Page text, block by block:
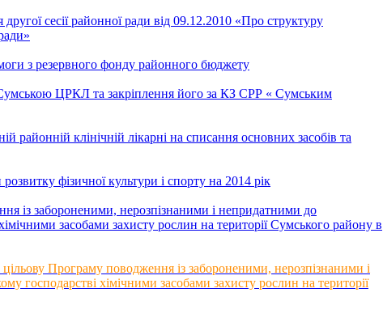
сесії районної ради від 09.12.2010 «Про структуру
з резервного фонду районного бюджету
ЦРКЛ та закріплення його за КЗ СРР « Сумським
районній клінічній лікарні на списання основних засобів та
фізичної культури і спорту на 2014 рік
із забороненими, нерозпізнаними і непридатними до
засобами захисту рослин на території Сумського району в
Програму поводження із забороненими, нерозпізнаними і
господарстві хімічними засобами захисту рослин на території